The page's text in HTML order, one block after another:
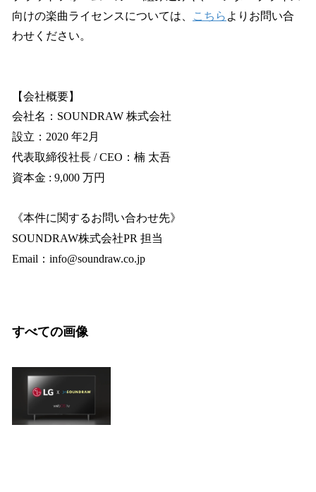
向けの楽曲ライセンスについては、
こちら よりお問い合
わせください。
【会社概要】
会社名：SOUNDRAW 株式会社
設立：2020 年2月
代表取締役社長 / CEO：楠 太吾
資本金 : 9,000 万円
《本件に関するお問い合わせ先》
SOUNDRAW株式会社PR 担当
Email：info@soundraw.co.jp
すべての画像